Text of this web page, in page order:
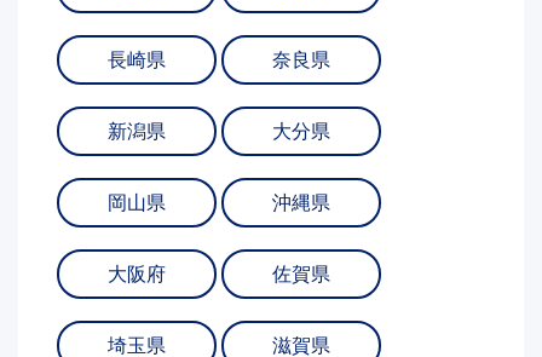
長崎県 奈良県
新潟県 大分県
岡山県 沖縄県
大阪府 佐賀県
埼玉県 滋賀県